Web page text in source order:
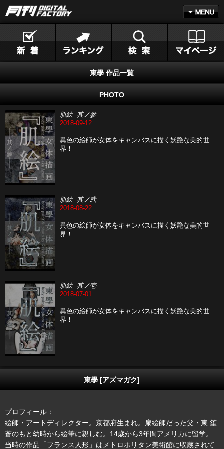
東學 作品一覧
PHOTO
肌絵 -其ノ参-
2018-09-12
異色の絵師が女体をキャンバスに描く妖艶な美的世
界！
肌絵 -其ノ弐-
2018-08-22
異色の絵師が女体をキャンバスに描く妖艶な美的世
界！
肌絵 -其ノ壱-
2018-07-01
異色の絵師が女体をキャンバスに描く妖艶な美的世
界！
東學 [アズマガク]
プロフィール：
絵師・アートディレクター。京都府生まれ。扇絵師だった父・東 笙
蒼のもと幼時から絵筆に親しむ。14歳から3年間アメリカに留学。
当時の作品「フランス人形」はメトロポリタン美術館に収蔵されて